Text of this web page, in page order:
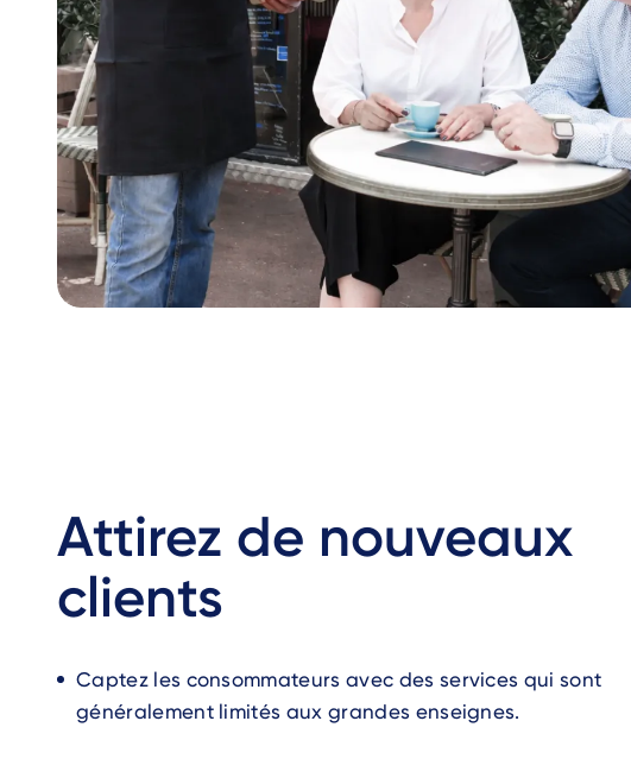
Attirez de nouveaux
clients
Captez les consommateurs avec des services qui sont
généralement limités aux grandes enseignes.